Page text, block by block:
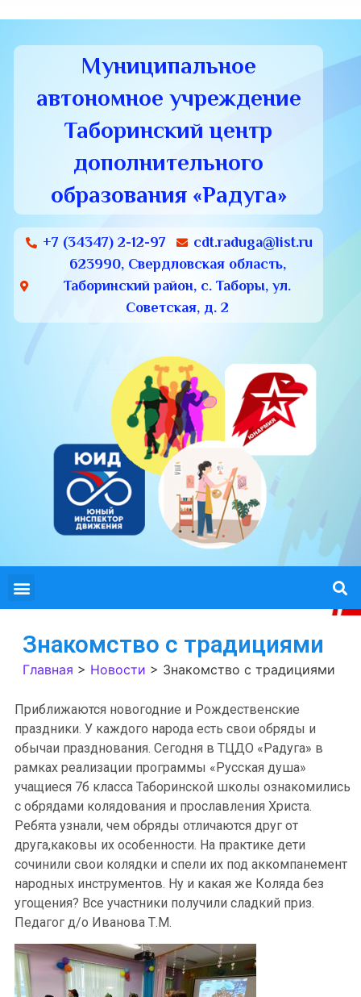
Муниципальное
автономное учреждение
Таборинский центр
дополнительного
образования «Радуга»
+7 (34347) 2-12-97
cdt.raduga@list.ru
623990, Свердловская область,
Таборинский район, с. Таборы, ул.
Советская, д. 2
Знакомство с традициями
Главная > Новости > Знакомство с традициями
Приближаются новогодние и Рождественские
праздники. У каждого народа есть свои обряды и
обычаи празднования. Сегодня в ТЦДО «Радуга» в
рамках реализации программы «Русская душа»
учащиеся 7б класса Таборинской школы ознакомились
с обрядами колядования и прославления Христа.
Ребята узнали, чем обряды отличаются друг от
друга,каковы их особенности. На практике дети
сочинили свои колядки и спели их под аккомпанемент
народных инструментов. Ну и какая же Коляда без
угощения? Все участники получили сладкий приз.
Педагог д/о Иванова Т.М.